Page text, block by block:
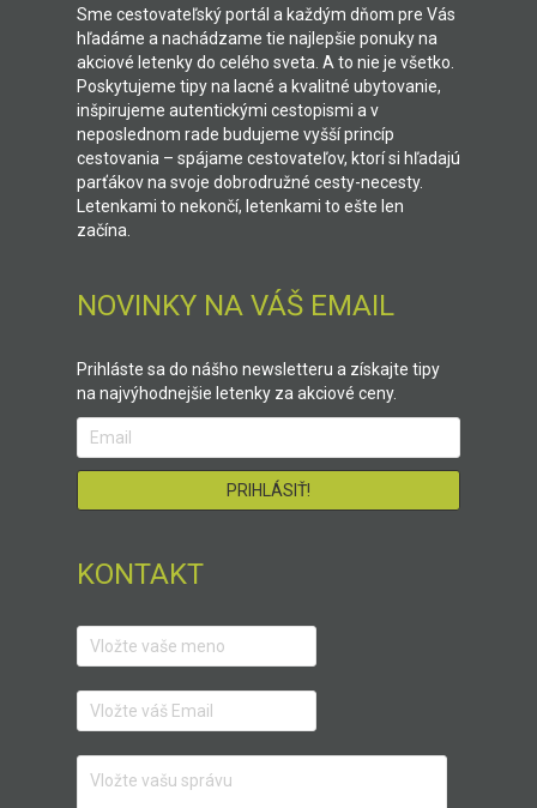
Sme cestovateľský portál a každým dňom pre Vás
hľadáme a nachádzame tie najlepšie ponuky na
akciové letenky do celého sveta. A to nie je všetko.
Poskytujeme tipy na lacné a kvalitné ubytovanie,
inšpirujeme autentickými cestopismi a v
neposlednom rade budujeme vyšší princíp
cestovania – spájame cestovateľov, ktorí si hľadajú
parťákov na svoje dobrodružné cesty-necesty.
Letenkami to nekončí, letenkami to ešte len
začína.
NOVINKY NA VÁŠ EMAIL
Prihláste sa do nášho newsletteru a získajte tipy
na najvýhodnejšie letenky za akciové ceny.
KONTAKT